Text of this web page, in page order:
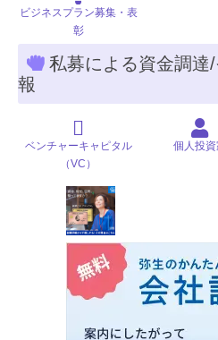
ビジネスプラン募集・表
彰
私募による資金調達
報
ベンチャーキャピタル
（VC）
個人投資